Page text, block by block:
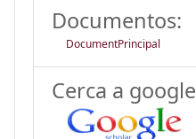
Documentos:
DocumentPrincipal
Cerca a google